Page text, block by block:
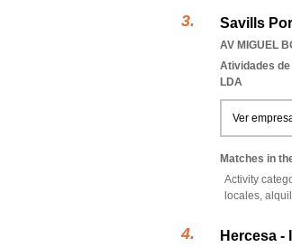
Savills
AV MIGUEL
Atividades
LDA
Ver
Matches in
Activity
locales,
Hercesa -